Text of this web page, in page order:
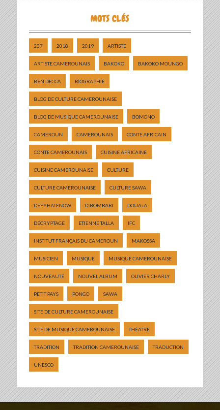
MOTS CLÉS
237 2018 2019 ARTISTE
ARTISTE CAMEROUNAIS BAKOKO BAKOKO MOUNGO
BEN DECCA BIOGRAPHIE
BLOG DE CULTURE CAMEROUNAISE
BLOG DE MUSIQUE CAMEROUNAISE BOMONO
CAMEROUN CAMEROUNAIS CONTE AFRICAIN
CONTE CAMEROUNAIS CUISINE AFRICAINE
CUISINE CAMEROUNAISE CULTURE
CULTURE CAMEROUNAISE CULTURE SAWA
DEFYHATENOW DIBOMBARI DOUALA
DÉCRYPTAGE ETIENNE TALLA IFC
INSTITUT FRANÇAIS DU CAMEROUN MAKOSSA
MUSICIEN MUSIQUE MUSIQUE CAMEROUNAISE
NOUVEAUTÉ NOUVEL ALBUM OLIVIER CHARLY
PETIT PAYS PONGO SAWA
SITE DE CULTURE CAMEROUNAISE
SITE DE MUSIQUE CAMEROUNAISE THÉATRE
TRADITION TRADITION CAMEROUNAISE TRADUCTION
UNESCO